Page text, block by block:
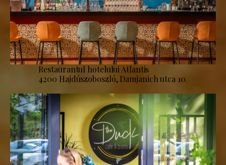
Restaurantul hotelului Atlantis
4200 Hajdúszoboszló, Damjanich utca 10.